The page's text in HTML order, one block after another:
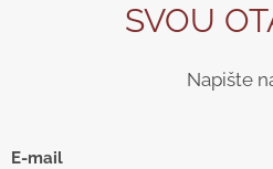
SVOU
Napište
E-mail